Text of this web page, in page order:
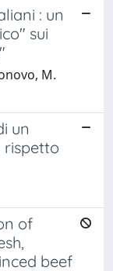
: un
sui
M.
un
rispetto
of
beef